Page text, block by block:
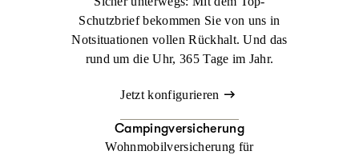
Schutzbrief bekommen Sie von uns in
Notsituationen vollen Rückhalt. Und das
rund um die Uhr, 365 Tage im Jahr.
Jetzt konfigurieren
Campingversicherung
Wohnmobilversicherung für